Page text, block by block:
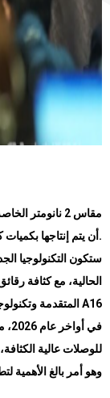
مقاس 2 نانومتر
أن يتم إنتاجها بكميات كبيرة في عام 2025، .
المتقدمة A16
في أواخر عام 2026، مما يعزز الأداء وكفاءة الطاقة بشكل أكبر
وهو أمر بالغ الأهمية